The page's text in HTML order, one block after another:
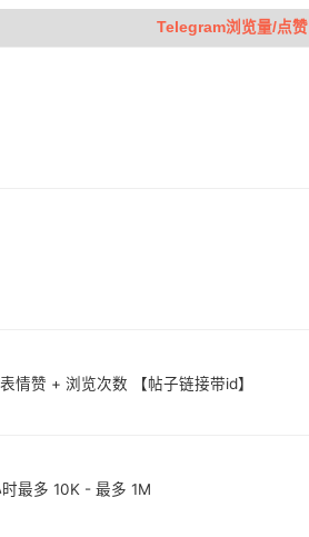
Telegram浏览量/点赞
赞 + 浏览次数 【帖子链接带id】
最多 10K - 最多 1M